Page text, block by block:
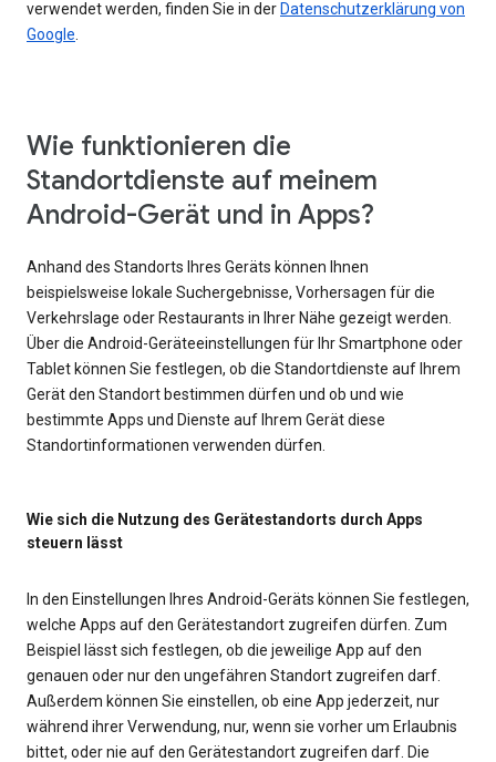
verwendet werden, finden Sie in der Datenschutzerklärung von
Google
Wie funktionieren die
Standortdienste auf meinem
Android-Gerät und in Apps?
Anhand des Standorts Ihres Geräts können Ihnen
beispielsweise lokale Suchergebnisse, Vorhersagen für die
Verkehrslage oder Restaurants in Ihrer Nähe gezeigt werden.
Über die Android-Geräteeinstellungen für Ihr Smartphone oder
Tablet können Sie festlegen, ob die Standortdienste auf Ihrem
Gerät den Standort bestimmen dürfen und ob und wie
bestimmte Apps und Dienste auf Ihrem Gerät diese
Standortinformationen verwenden dürfen.
Wie sich die Nutzung des Gerätestandorts durch Apps
steuern lässt
In den Einstellungen Ihres Android-Geräts können Sie festlegen,
welche Apps auf den Gerätestandort zugreifen dürfen. Zum
Beispiel lässt sich festlegen, ob die jeweilige App auf den
genauen oder nur den ungefähren Standort zugreifen darf.
Außerdem können Sie einstellen, ob eine App jederzeit, nur
während ihrer Verwendung, nur, wenn sie vorher um Erlaubnis
bittet, oder nie auf den Gerätestandort zugreifen darf. Die